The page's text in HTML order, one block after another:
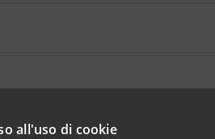
all'uso di cookie